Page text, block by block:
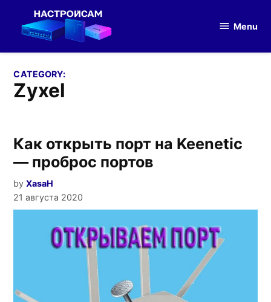
оборудования
Menu
CATEGORY:
Zyxel
Как открыть порт на Keenetic
— проброс портов
by XasaH
21 августа 2020